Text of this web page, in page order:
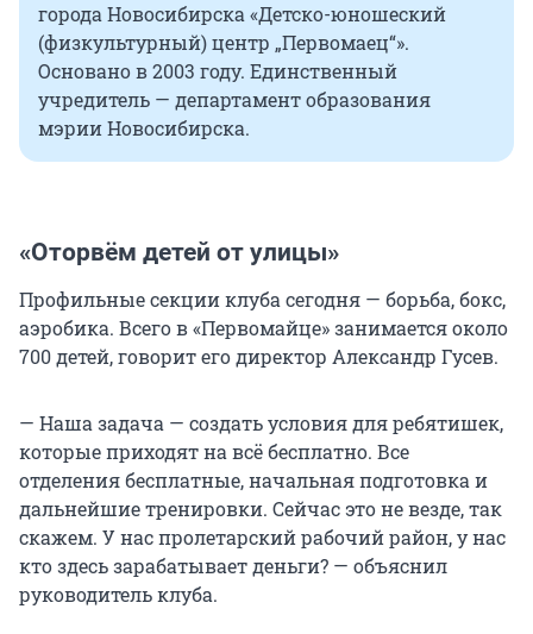
города Новосибирска «Детско-юношеский
(физкультурный) центр „Первомаец“».
Основано в 2003 году. Единственный
учредитель — департамент образования
мэрии Новосибирска.
«Оторвём детей от улицы»
Профильные секции клуба сегодня — борьба, бокс,
аэробика. Всего в «Первомайце» занимается около
700 детей, говорит его директор Александр Гусев.
— Наша задача — создать условия для ребятишек,
которые приходят на всё бесплатно. Все
отделения бесплатные, начальная подготовка и
дальнейшие тренировки. Сейчас это не везде, так
скажем. У нас пролетарский рабочий район, у нас
кто здесь зарабатывает деньги? — объяснил
руководитель клуба.